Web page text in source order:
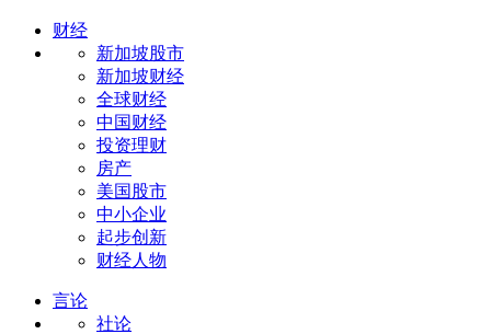
财经
新加坡股市
新加坡财经
全球财经
中国财经
投资理财
房产
美国股市
中小企业
起步创新
财经人物
言论
社论